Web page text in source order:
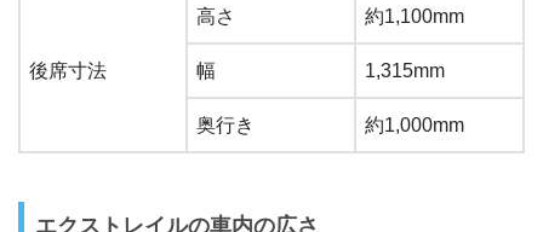
後席寸法
高さ 約1,100mm
幅 1,315mm
奥行き 約1,000mm
エクストレイルの車内の広さ